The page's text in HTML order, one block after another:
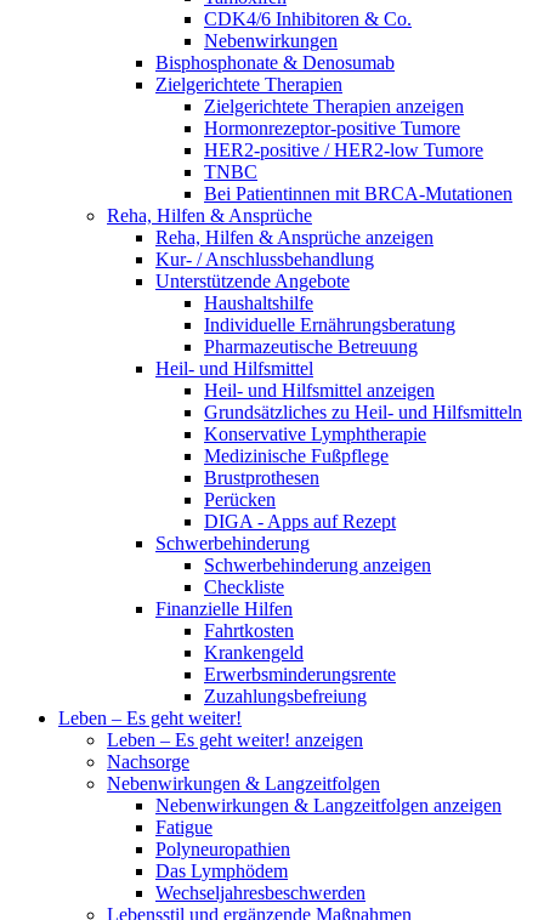
CDK4/6 Inhibitoren & Co.
Nebenwirkungen
Bisphosphonate & Denosumab
Zielgerichtete Therapien
Zielgerichtete Therapien anzeigen
Hormonrezeptor-positive Tumore
HER2-positive / HER2-low Tumore
TNBC
Bei Patientinnen mit BRCA-Mutationen
Reha, Hilfen & Ansprüche
Reha, Hilfen & Ansprüche anzeigen
Kur- / Anschlussbehandlung
Unterstützende Angebote
Haushaltshilfe
Individuelle Ernährungsberatung
Pharmazeutische Betreuung
Heil- und Hilfsmittel
Heil- und Hilfsmittel anzeigen
Grundsätzliches zu Heil- und Hilfsmitteln
Konservative Lymphtherapie
Medizinische Fußpflege
Brustprothesen
Perücken
DIGA - Apps auf Rezept
Schwerbehinderung
Schwerbehinderung anzeigen
Checkliste
Finanzielle Hilfen
Fahrtkosten
Krankengeld
Erwerbsminderungsrente
Zuzahlungsbefreiung
Leben – Es geht weiter!
Leben – Es geht weiter! anzeigen
Nachsorge
Nebenwirkungen & Langzeitfolgen
Nebenwirkungen & Langzeitfolgen anzeigen
Fatigue
Polyneuropathien
Das Lymphödem
Wechseljahresbeschwerden
Lebensstil und ergänzende Maßnahmen